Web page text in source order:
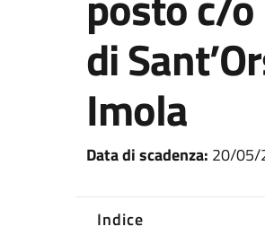
di
Imola
Data di scadenza: 20/05/
Indice